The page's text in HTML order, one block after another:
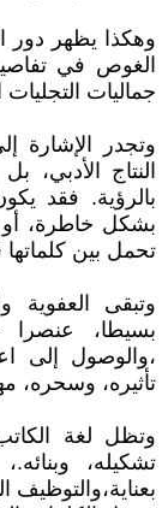
وهكذا يظهر دور
الغوص في
جماليات
وتجدر الإشارة
النتاج
بالرؤية. فقد
بشكل خاطرة،
تحمل بين كلماتها
وتبقى العفوية
بسيطا،
،والوصول إلى
تأثيره، وسحره،
وتظل لغة
تشكيله،
بعناية،والتوظيف